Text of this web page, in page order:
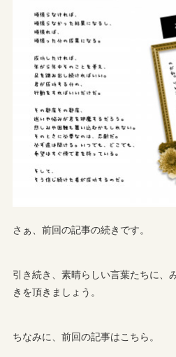
さぁ、前回の記事の続きです。
引き続き、素晴らしい言葉たちに、
きを頂きましょう。
ちなみに、前回の記事はこちら。